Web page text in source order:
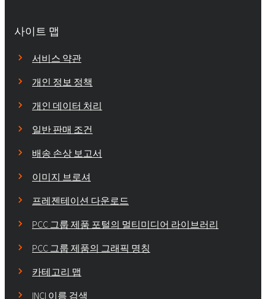
사이트 맵
서비스 약관
개인 정보 정책
개인 데이터 처리
일반 판매 조건
배송 손상 보고서
이미지 브로셔
프레젠테이션 다운로드
PCC 그룹 제품 포털의 멀티미디어 라이브러리
PCC 그룹 제품의 그래픽 명칭
카테고리 맵
INCI 이름 검색